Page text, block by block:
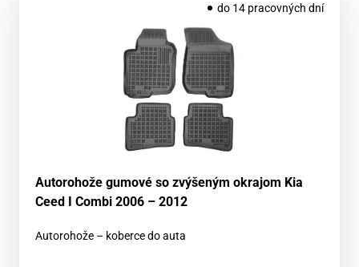
do 14 pracovných dní
Autorohože gumové so zvýšeným okrajom Kia
Ceed I Combi 2006 – 2012
Autorohože – koberce do auta